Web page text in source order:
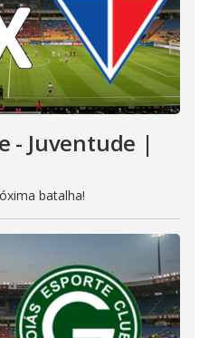
- Juventude |
batalha!